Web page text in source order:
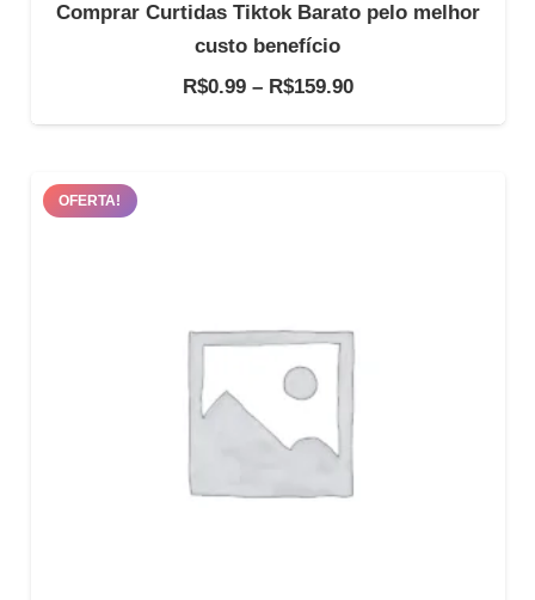
Comprar Curtidas Tiktok Barato pelo melhor
custo benefício
R$0.99 – R$159.90Faixa
OFERTA!